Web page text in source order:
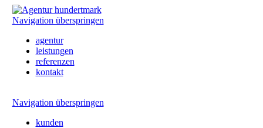
Navigation überspringen
agentur
leistungen
referenzen
kontakt
Navigation überspringen
kunden